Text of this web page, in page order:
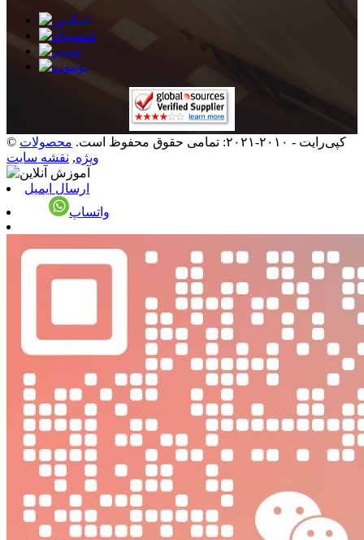
© کپی‌رایت - ۲۰۱۰-۲۰۲۱: تمامی حقوق محفوظ است.
محصولات
ویژه, نقشه سایت
ارسال ایمیل
واتساپ